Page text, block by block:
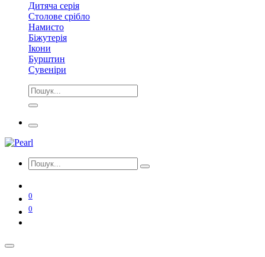
Дитяча серія
Столове срібло
Намисто
Біжутерія
Ікони
Бурштин
Сувеніри
0
0